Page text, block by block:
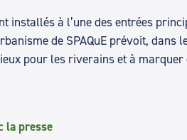
installés à l’une des entrées
de SPAQuE prévoit, dans
pour les riverains et à marquer
la presse